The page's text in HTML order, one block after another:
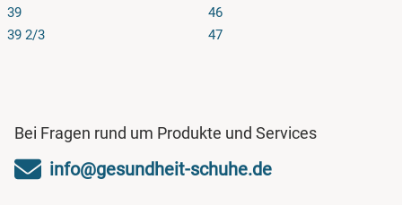
39
39 2/3
46
47
Bei Fragen rund um Produkte und Services
info@gesundheit-schuhe.de